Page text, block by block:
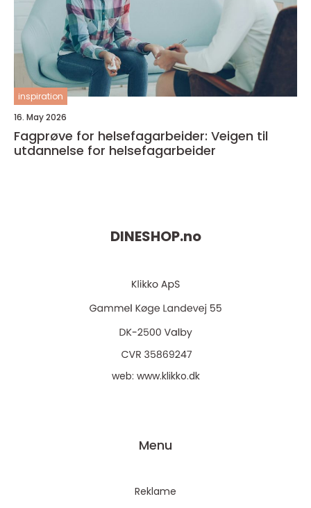
inspiration
16. May 2026
Fagprøve for helsefagarbeider: Veigen til
utdannelse for helsefagarbeider
DINESHOP.no
web: www.klikko.dk
Menu
Reklame